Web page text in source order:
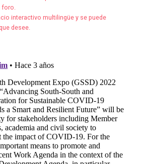
foro.
interactivo multilingüe y se puede
desee.